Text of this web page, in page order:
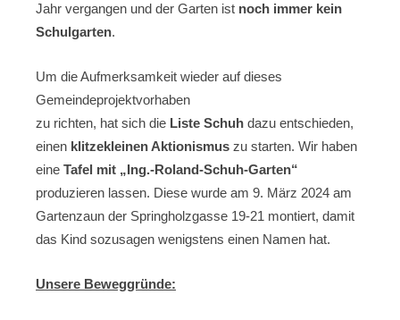
Jahr vergangen und der Garten ist noch immer kein
Schulgarten.
Um die Aufmerksamkeit wieder auf dieses
Gemeindeprojektvorhaben
zu richten, hat sich die Liste Schuh dazu entschieden,
einen klitzekleinen Aktionismus zu starten. Wir haben
eine Tafel mit „Ing.-Roland-Schuh-Garten“
produzieren lassen. Diese wurde am 9. März 2024 am
Gartenzaun der Springholzgasse 19-21 montiert, damit
das Kind sozusagen wenigstens einen Namen hat.
Unsere Beweggründe: